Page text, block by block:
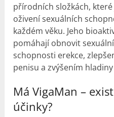
přírodních složkách,
oživení sexuálních
každém věku. Jeho
pomáhají obnovit
schopnosti erekce,
penisu a zvýšením
Má VigaMan –
účinky?